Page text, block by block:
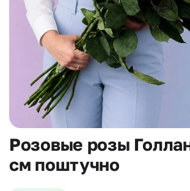
Розовые розы
см поштучно